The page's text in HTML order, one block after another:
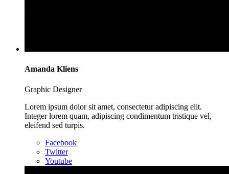
Amanda Kliens
Graphic Designer
Lorem ipsum dolor sit amet, consectetur adipiscing elit.
Integer lorem quam, adipiscing condimentum tristique vel,
eleifend sed turpis.
Facebook
Twitter
Youtube